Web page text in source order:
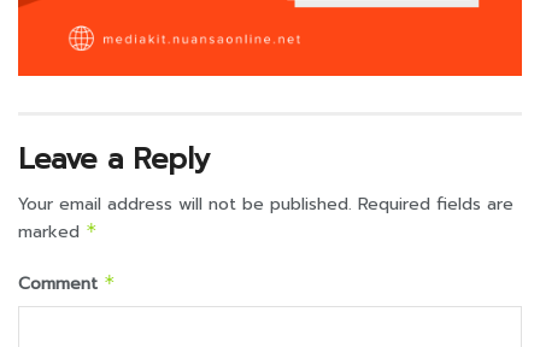
Leave a Reply
Your email address will not be published. Required fields are
marked *
Comment *